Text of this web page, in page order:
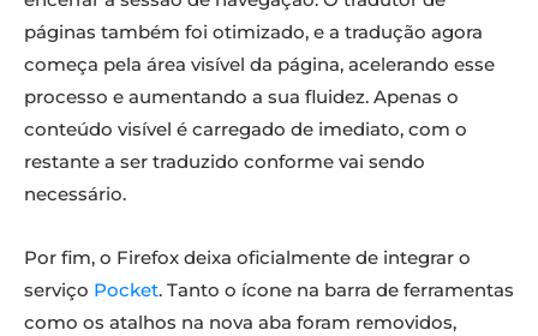
páginas também foi otimizado, e a tradução agora
começa pela área visível da página, acelerando esse
processo e aumentando a sua fluidez. Apenas o
conteúdo visível é carregado de imediato, com o
restante a ser traduzido conforme vai sendo
necessário.
Por fim, o Firefox deixa oficialmente de integrar o
serviço Pocket. Tanto o ícone na barra de ferramentas
como os atalhos na nova aba foram removidos,